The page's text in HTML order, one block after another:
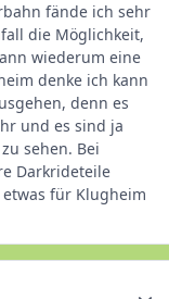
fände ich sehr
die Möglichkeit,
wiederum eine
denke ich kann
denn es
und es sind ja
sehen. Bei
Darkrideteile
für Klugheim